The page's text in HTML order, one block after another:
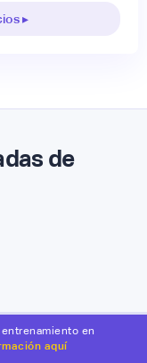
▸
de
en
aquí